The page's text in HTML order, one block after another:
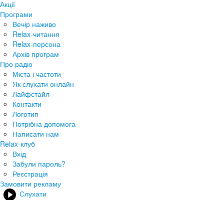
Акції
Програми
Вечір наживо
Relax-читання
Relax-персона
Архів програм
Про радіо
Міста і частоти
Як слухати онлайн
Лайфстайл
Контакти
Логотип
Потрібна допомога
Написати нам
Relax-клуб
Вхід
Забули пароль?
Реєстрація
Замовити рекламу
Слухати